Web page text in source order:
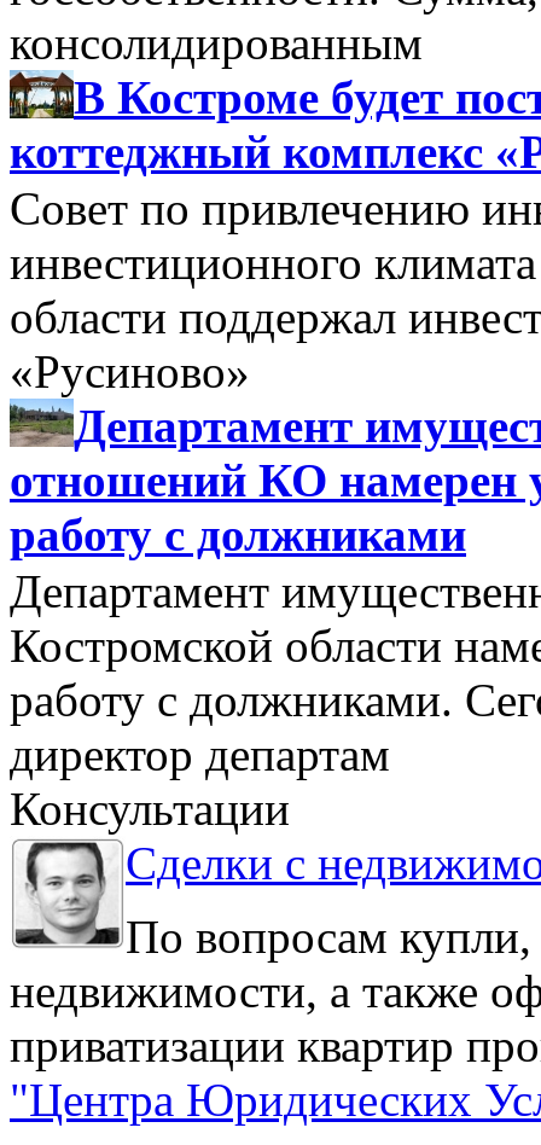
консолидированным
В Костроме будет
коттеджный комплекс
Совет по привлечению
инвестиционного
области поддержал
«Русиново»
Департамент
отношений КО намерен
работу с должниками
Департамент
Костромской области
работу с должниками.
директор департам
Консультации
Сделки с
По вопросам
недвижимости, а также
приватизации квартир
"Центра Юридических